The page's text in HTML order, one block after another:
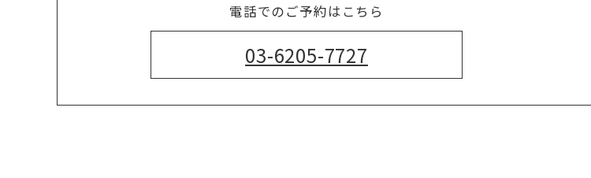
電話でのご予約はこちら
03-6205-7727